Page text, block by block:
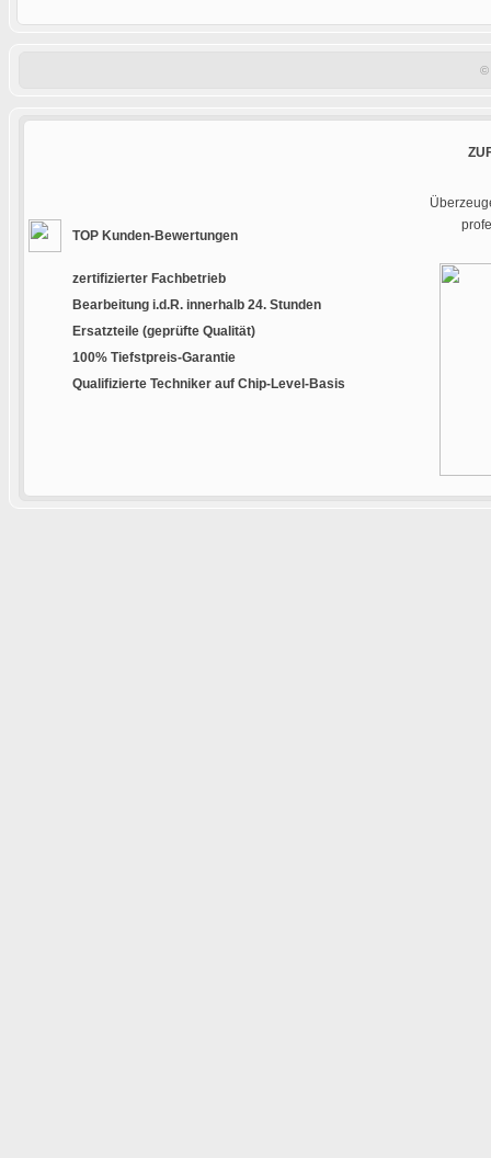
©
TOP Kunden-Bewertungen
zertifizierter Fachbetrieb
Bearbeitung i.d.R. innerhalb 24. Stunden
Ersatzteile (geprüfte Qualität)
100% Tiefstpreis-Garantie
Qualifizierte Techniker auf Chip-Level-Basis